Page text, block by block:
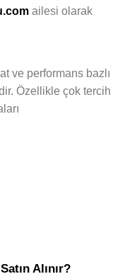
ailesi olarak
ve performans bazlı
Özellikle çok tercih
Alınır?